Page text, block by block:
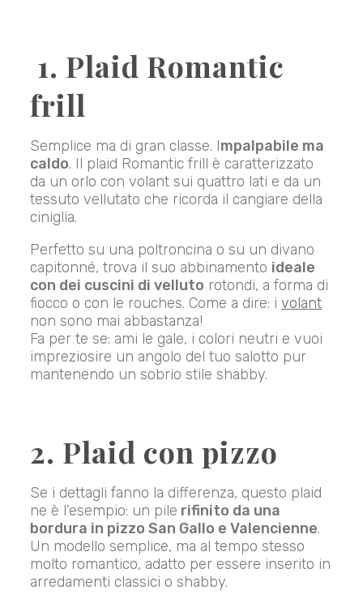
1. Plaid Romantic
frill
Semplice ma di gran classe. Impalpabile ma
caldo. Il plaid Romantic frill è caratterizzato
da un orlo con volant sui quattro lati e da un
tessuto vellutato che ricorda il cangiare della
ciniglia.
Perfetto su una poltroncina o su un divano
capitonné, trova il suo abbinamento ideale
con dei cuscini di velluto rotondi, a forma di
fiocco o con le rouches. Come a dire: ivolant
non sono mai abbastanza!
Fa per te se: ami le gale, i colori neutri e vuoi
impreziosire un angolo del tuo salotto pur
mantenendo un sobrio stile shabby.
2. Plaid con pizzo
Se i dettagli fanno la differenza, questo plaid
ne è l’esempio: un pile rifinito da una
bordura in pizzo San Gallo e Valencienne.
Un modello semplice, ma al tempo stesso
molto romantico, adatto per essere inserito in
arredamenti classici o shabby.